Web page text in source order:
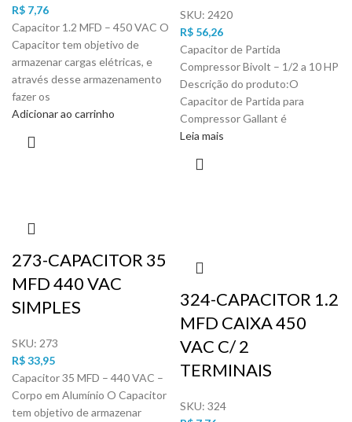
R$ 7,76
Capacitor 1.2 MFD – 450 VAC O
Capacitor tem objetivo de
armazenar cargas elétricas, e
através desse armazenamento
fazer os
Adicionar ao carrinho
SKU: 2420
R$ 56,26
Capacitor de Partida
Compressor Bivolt – 1/2 a 10 HP
Descrição do produto:O
Capacitor de Partida para
Compressor Gallant é
Leia mais
273-CAPACITOR 35
MFD 440 VAC
SIMPLES
SKU: 273
R$33,95
Capacitor 35 MFD – 440 VAC –
Corpo em Alumínio O Capacitor
tem objetivo de armazenar
324-CAPACITOR 1.2
MFD CAIXA 450
VAC C/ 2
TERMINAIS
SKU: 324